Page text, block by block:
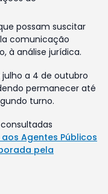
possam suscitar
comunicação
à análise jurídica.
a 4 de outubro
permanecer até
turno.
Agentes Públicos
pela